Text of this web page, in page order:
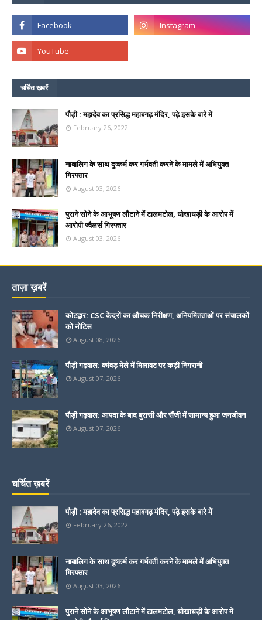
चर्चित ख़बरें
पौड़ी : महादेव का प्रसिद्ध महाबगढ़ मंदिर, पढ़े इसके बारे में
February 26, 2022
नाबालिग के साथ दुष्कर्म कर गर्भवती करने के मामले में अभियुक्त
गिरफ्तार
August 03, 2026
पुराने सोने के आभूषण लौटाने में टालमटोल, धोखाधड़ी के आरोप में
आरोपी ज्वैलर्स गिरफ्तार
August 03, 2026
ताज़ा ख़बरें
कोटद्वार: CSC केंद्रों का औचक निरीक्षण, अनियमितताओं पर संचालकों
को नोटिस
August 08, 2026
पौड़ी गढ़वाल: कांवड़ मेले में मिलावट पर कड़ी निगरानी
August 07, 2026
पौड़ी गढ़वाल: आपदा के बाद बुरासी और सैंजी में सामान्य हुआ जनजीवन
August 07, 2026
चर्चित ख़बरें
पौड़ी : महादेव का प्रसिद्ध महाबगढ़ मंदिर, पढ़े इसके बारे में
February 26, 2022
नाबालिग के साथ दुष्कर्म कर गर्भवती करने के मामले में अभियुक्त
गिरफ्तार
August 03, 2026
पुराने सोने के आभूषण लौटाने में टालमटोल, धोखाधड़ी के आरोप में